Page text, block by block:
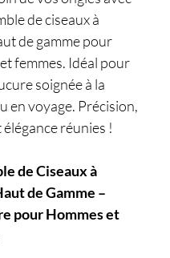
de ciseaux à
de gamme pour
femmes. Idéal pour
soignée à la
en voyage. Précision,
réunies !
de Ciseaux à
de Gamme –
pour Hommes et